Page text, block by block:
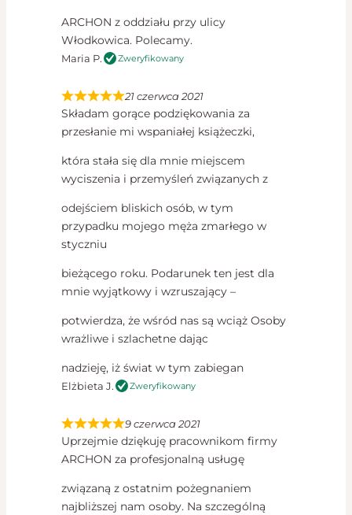
ARCHON z oddziału przy ulicy
Włodkowica. Polecamy.
Maria P. Zweryfikowany
21 czerwca 2021
Składam gorące podziękowania za
przesłanie mi wspaniałej książeczki,
która stała się dla mnie miejscem
wyciszenia i przemyśleń związanych z
odejściem bliskich osób, w tym
przypadku mojego męża zmarłego w
styczniu
bieżącego roku. Podarunek ten jest dla
mnie wyjątkowy i wzruszający –
potwierdza, że wśród nas są wciąż Osoby
wrażliwe i szlachetne dając
nadzieję, iż świat w tym zabiegan
Elżbieta J. Zweryfikowany
9 czerwca 2021
Uprzejmie dziękuję pracownikom firmy
ARCHON za profesjonalną usługę
związaną z ostatnim pożegnaniem
najbliższej nam osoby. Na szczególną